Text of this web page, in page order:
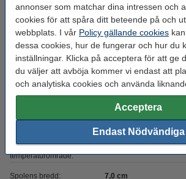
annonser som matchar dina intressen och
cookies för att spåra ditt beteende på och
webbplats. I vår Policy gällande cookies
dessa cookies, hur de fungerar och hur du
inställningar. Klicka på acceptera för att ge
du väljer att avböja kommer vi endast att
och analytiska cookies och använda
Acceptera
Endast Nödvändiga
0,5 kg
Filament diameter: 1,75 mm
Filament rundhet: >95 %
Färg: Blå Kristall
Heated bed temp: 0 - 55 °C
PLA Glitter
Max avvikelse:
Nozzle
temperaturområde:
190 - 215 °C
Spolens bredd: 7,0 cm